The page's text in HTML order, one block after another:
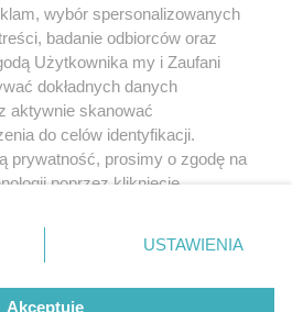
O nas
prawne
serwisy
wybór spersonalizowanych
badanie odbiorców oraz
Użytkownika my i Zaufani
dokładnych danych
aktywnie skanować
do celów identyfikacji.
prywatność, prosimy o zgodę na
poprzez kliknięcie
przycisk ustawień prywatności
dolnym rogu strony
nie wymagają zgody
sprzeciwić się takiemu
USTAWIENIA
Akceptuję